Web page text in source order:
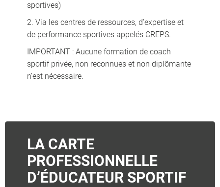
sportives)
2. Via les centres de ressources, d’expertise et
de performance sportives appelés CREPS.
IMPORTANT : Aucune formation de coach
sportif privée, non reconnues et non diplômante
n’est nécessaire.
LA CARTE
PROFESSIONNELLE
D’ÉDUCATEUR SPORTIF